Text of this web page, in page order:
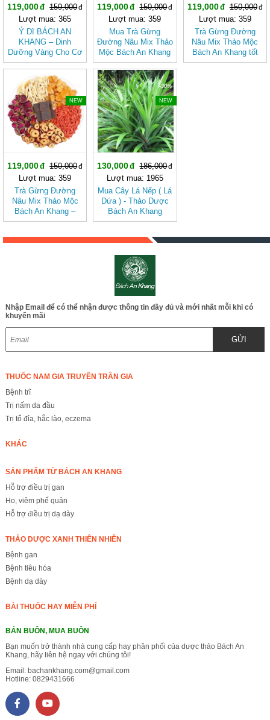
119,000
159,000
Lượt mua: 365
Ý Dĩ BÁCH AN
KHANG – Dinh
Dưỡng Vàng Cho Cơ
Thể Khỏe Mạnh
119,000
150,000
Lượt mua: 359
Mua Trà Gừng
Đường Nâu Mix Thảo
Mộc Bách An Khang
– Thơm Ấm Tự
Nhiên, Dễ Uống
119,000
150,000
Lượt mua: 359
Trà Gừng Đường
Nâu Mix Thảo Mộc
Bách An Khang tốt
cho sức khỏe, dễ
-20%
NEW
119,000
150,000
Lượt mua: 359
Trà Gừng Đường
Nâu Mix Thảo Mộc
Bách An Khang –
Thơm Ấm Tự Nhiên,
-30%
NEW
130,000
186,000
Lượt mua: 1965
Mua Cây Lá Nếp ( Lá
Dứa ) - Thảo Dược
Bách An Khang
BAK830
Nhập Email để có thể nhận được thông tin đầy đủ và mới nhất mỗi khi có
khuyến mãi
GỬI
THUỐC NAM GIA TRUYỀN TRẦN GIA
Bệnh trĩ
Trị nấm da đầu
Trị tổ đỉa, hắc lào, eczema
KHÁC
SẢN PHẨM TỪ BÁCH AN KHANG
Hỗ trợ điều trị gan
Ho, viêm phế quản
Hỗ trợ điều trị dạ dày
THẢO DƯỢC XANH THIÊN NHIÊN
Bệnh gan
Bệnh tiêu hóa
Bệnh dạ dày
BÀI THUỐC HAY MIỄN PHÍ
BÁN BUÔN, MUA BUÔN
Bạn muốn trở thành nhà cung cấp hay phân phối của dược thảo Bách An
Khang, hãy liên hệ ngay với chúng tôi!
Email: bachankhang.com@gmail.com
Hotline: 0829431666